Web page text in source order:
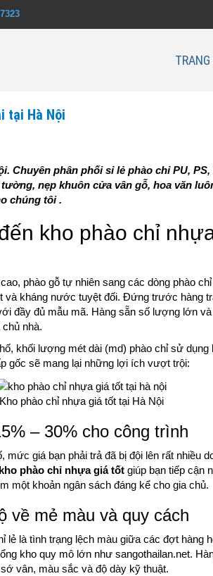
TRANG
tại Hà Nội
Chuyên phân phối sỉ lẻ phào chỉ PU,
nẹp khuôn cửa vân gỗ, hoa văn
chúng tôi .
kho phào chỉ
phào gỗ tự nhiên sang các dòng phào
và kháng nước tuyệt đối. Đứng trước hàng
đầy đủ mẫu mã. Hàng sẵn số lượng lớn
nhà.
khối lượng mét dài (md) phào chỉ sử dụng
gốc sẽ mang lại những lợi ích vượt trội:
Kho phào chỉ nhựa giá tốt tại Hà Nội
– 30% cho công trình
mức giá bạn phải trả đã bị đội lên rất nhiều
kho phào chỉ nhựa giá tốt giúp bạn tiếp cận
một khoản ngân sách đáng kể cho gia chủ.
về mẻ màu và quy cách
lẻ là tình trạng lệch màu giữa các đợt hàng
kho quy mô lớn như sangothailan.net.
vân, màu sắc và độ dày kỹ thuật.